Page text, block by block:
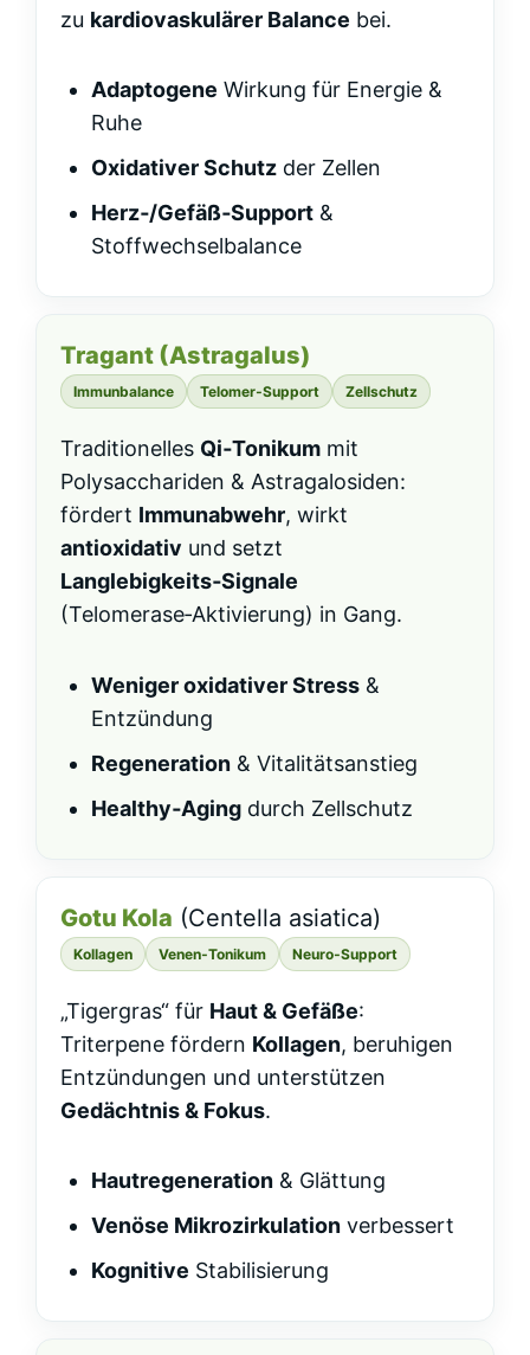
zu kardiovaskulärer Balance bei.
Adaptogene Wirkung für Energie &
Ruhe
Oxidativer Schutz der Zellen
Herz‑/Gefäß‑Support &
Stoffwechselbalance
Tragant (Astragalus)
Immunbalance Telomer‑Support Zellschutz
Traditionelles Qi‑Tonikum mit
Polysacchariden & Astragalosiden:
fördert Immunabwehr, wirkt
antioxidativ und setzt
Langlebigkeits‑Signale
(Telomerase‑Aktivierung) in Gang.
Weniger oxidativer Stress &
Entzündung
Regeneration & Vitalitätsanstieg
Healthy‑Aging durch Zellschutz
Gotu Kola (Centella asiatica)
Kollagen Venen‑Tonikum Neuro‑Support
„Tigergras“ für Haut & Gefäße:
Triterpene fördern Kollagen, beruhigen
Entzündungen und unterstützen
Gedächtnis & Fokus.
Hautregeneration & Glättung
Venöse Mikrozirkulation verbessert
Kognitive Stabilisierung